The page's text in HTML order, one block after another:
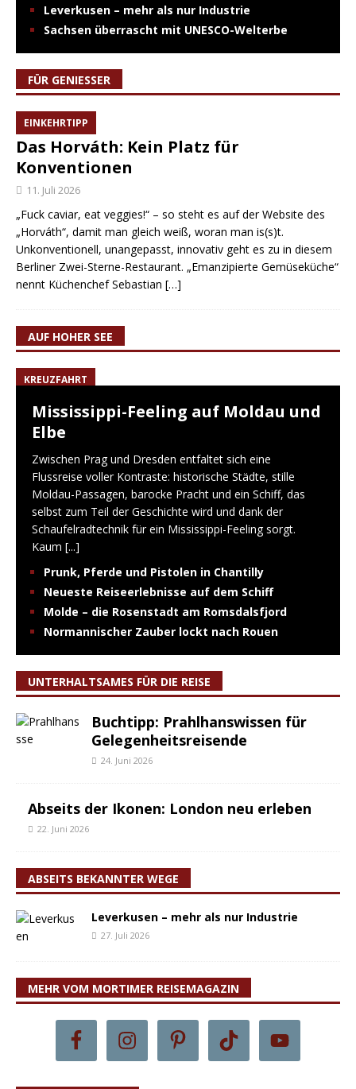
Leverkusen – mehr als nur Industrie
Sachsen überrascht mit UNESCO-Welterbe
FÜR GENIESSER
EINKEHRTIPP
Das Horváth: Kein Platz für
Konventionen
11. Juli 2026
„Fuck caviar, eat veggies!“ – so steht es auf der Website des
„Horváth“, damit man gleich weiß, woran man is(s)t.
Unkonventionell, unangepasst, innovativ geht es zu in diesem
Berliner Zwei-Sterne-Restaurant. „Emanzipierte Gemüseküche“
nennt Küchenchef Sebastian […]
AUF HOHER SEE
KREUZFAHRT
Mississippi-Feeling auf Moldau und
Elbe
Zwischen Prag und Dresden entfaltet sich eine
Flussreise voller Kontraste: historische Städte, stille
Moldau-Passagen, barocke Pracht und ein Schiff, das
selbst zum Teil der Geschichte wird und dank der
Schaufelradtechnik für ein Mississippi-Feeling sorgt.
Kaum [...]
Prunk, Pferde und Pistolen in Chantilly
Neueste Reiseerlebnisse auf dem Schiff
Molde – die Rosenstadt am Romsdalsfjord
Normannischer Zauber lockt nach Rouen
UNTERHALTSAMES FÜR DIE REISE
Buchtipp: Prahlhanswissen für
Gelegenheitsreisende
24. Juni 2026
Abseits der Ikonen: London neu erleben
22. Juni 2026
ABSEITS BEKANNTER WEGE
Leverkusen – mehr als nur Industrie
27. Juli 2026
MEHR VOM MORTIMER REISEMAGAZIN